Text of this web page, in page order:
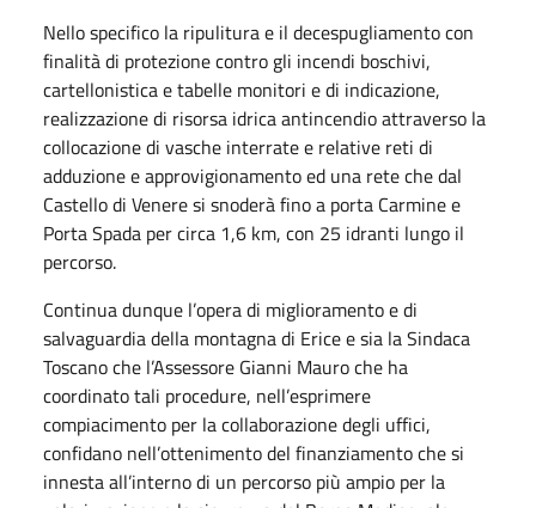
Nello specifico la ripulitura e il decespugliamento con
finalità di protezione contro gli incendi boschivi,
cartellonistica e tabelle monitori e di indicazione,
realizzazione di risorsa idrica antincendio attraverso la
collocazione di vasche interrate e relative reti di
adduzione e approvigionamento ed una rete che dal
Castello di Venere si snoderà fino a porta Carmine e
Porta Spada per circa 1,6 km, con 25 idranti lungo il
percorso.
Continua dunque l’opera di miglioramento e di
salvaguardia della montagna di Erice e sia la Sindaca
Toscano che l’Assessore Gianni Mauro che ha
coordinato tali procedure, nell’esprimere
compiacimento per la collaborazione degli uffici,
confidano nell’ottenimento del finanziamento che si
innesta all’interno di un percorso più ampio per la